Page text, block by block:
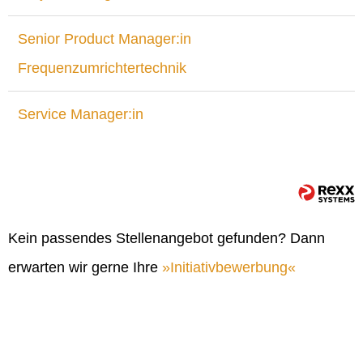
Senior Product Manager:in
Frequenzumrichtertechnik
Service Manager:in
Kein passendes Stellenangebot gefunden? Dann
erwarten wir gerne Ihre
Initiativbewerbung